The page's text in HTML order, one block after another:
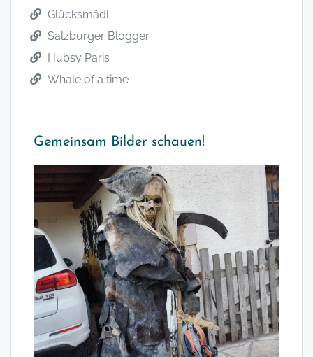
Glücksmädl
Salzburger Blogger
Hubsy Paris
Whale of a time
Gemeinsam Bilder schauen!